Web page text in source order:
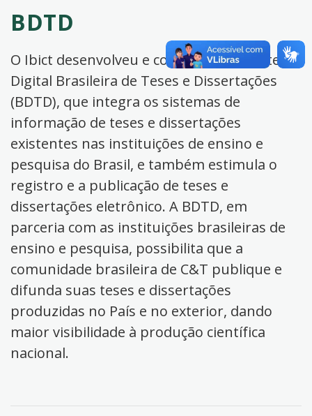
BDTD
O Ibict desenvolveu e coordena a Biblioteca
Digital Brasileira de Teses e Dissertações
(BDTD), que integra os sistemas de
informação de teses e dissertações
existentes nas instituições de ensino e
pesquisa do Brasil, e também estimula o
registro e a publicação de teses e
dissertações eletrônico. A BDTD, em
parceria com as instituições brasileiras de
ensino e pesquisa, possibilita que a
comunidade brasileira de C&T publique e
difunda suas teses e dissertações
produzidas no País e no exterior, dando
maior visibilidade à produção científica
nacional.